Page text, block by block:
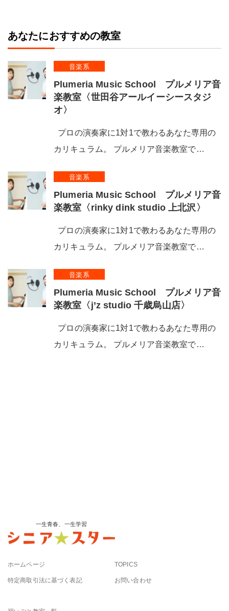
あなたにおすすめの教室
音楽系
Plumeria Music School プルメリア音
楽教室〈世田谷アールイーシースタジ
オ〉
プロの演奏家に1対1で教わるあなた専用の
カリキュラム。 プルメリア音楽教室で…
音楽系
Plumeria Music School プルメリア音
楽教室〈rinky dink studio 上北沢〉
プロの演奏家に1対1で教わるあなた専用の
カリキュラム。 プルメリア音楽教室で…
音楽系
Plumeria Music School プルメリア音
楽教室〈j’z studio 千歳烏山店〉
プロの演奏家に1対1で教わるあなた専用の
カリキュラム。 プルメリア音楽教室で…
一生青春、一生学習
ホームページ
特定商取引法に基づく表記
TOPICS
お問い合わせ